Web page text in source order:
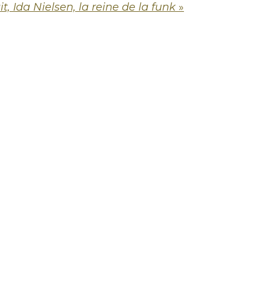
Ida Nielsen, la reine de la funk »